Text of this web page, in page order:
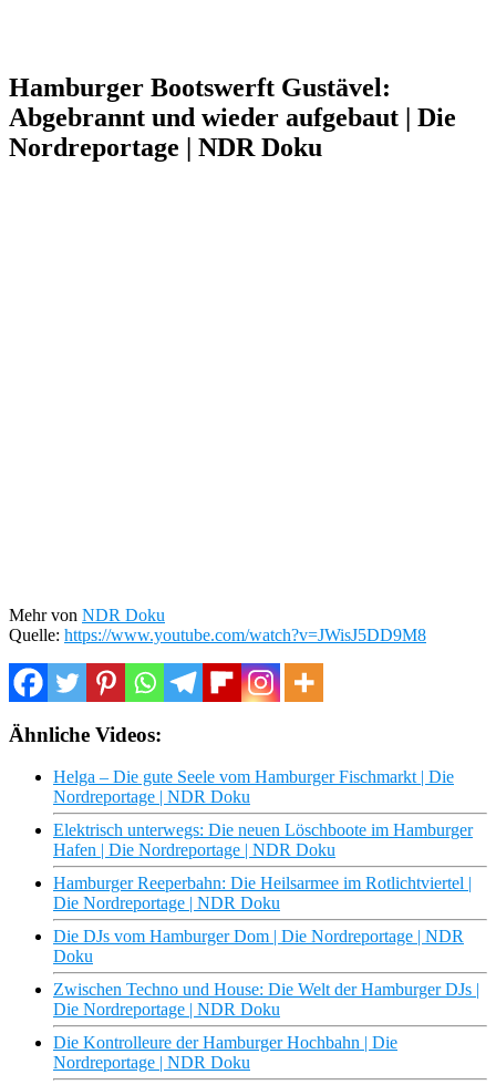
Hamburger Bootswerft Gustävel:
Abgebrannt und wieder aufgebaut | Die
Nordreportage | NDR Doku
Mehr von NDR Doku
Quelle: https://www.youtube.com/watch?v=JWisJ5DD9M8
Ähnliche Videos:
Helga – Die gute Seele vom Hamburger Fischmarkt | Die
Nordreportage | NDR Doku
Elektrisch unterwegs: Die neuen Löschboote im Hamburger
Hafen | Die Nordreportage | NDR Doku
Hamburger Reeperbahn: Die Heilsarmee im Rotlichtviertel |
Die Nordreportage | NDR Doku
Die DJs vom Hamburger Dom | Die Nordreportage | NDR
Doku
Zwischen Techno und House: Die Welt der Hamburger DJs |
Die Nordreportage | NDR Doku
Die Kontrolleure der Hamburger Hochbahn | Die
Nordreportage | NDR Doku